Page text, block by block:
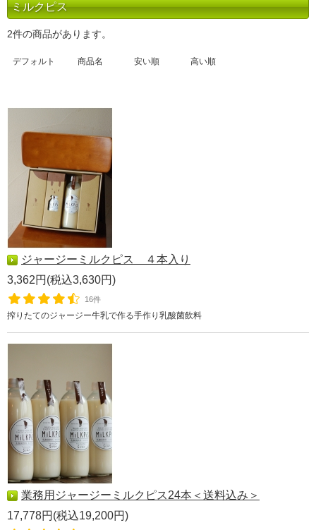
ミルクピス
2件の商品があります。
デフォルト 商品名 安い順 高い順
ジャージーミルクピス ４本入り
3,362円(税込3,630円)
16件
搾りたてのジャージー牛乳で作る手作り乳酸菌飲料
業務用ジャージーミルクピス24本＜送料込み＞
17,778円(税込19,200円)